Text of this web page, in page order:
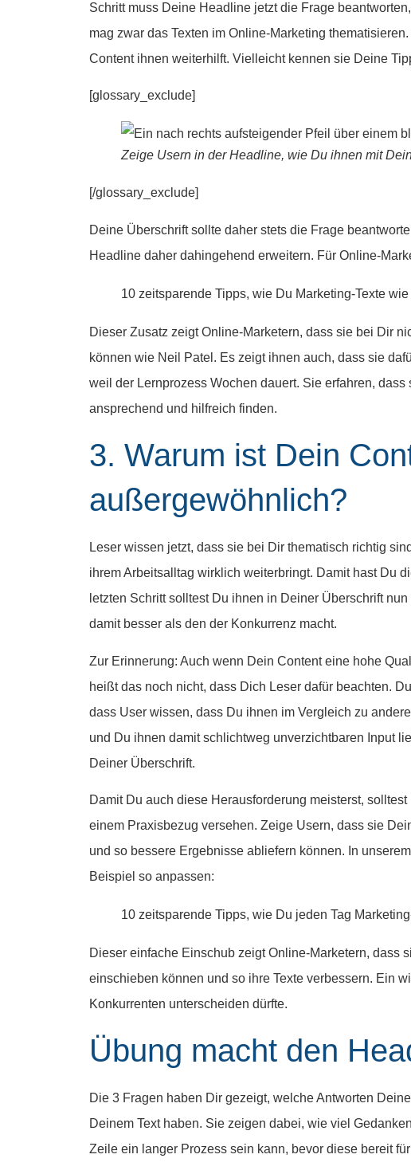
Schritt muss Deine Headline jetzt die Frage
mag zwar das Texten im Online-Marketing
Content ihnen weiterhilft. Vielleicht kennen sie Deine
[glossary_exclude]
Zeige Usern in der Headline, wie Du ihnen mit
[/glossary_exclude]
Deine Überschrift sollte daher stets die Frage
Headline daher dahingehend erweitern. Für Online-
10 zeitsparende Tipps, wie Du Marketing-Texte
Dieser Zusatz zeigt Online-Marketern, dass sie bei Dir
können wie Neil Patel. Es zeigt ihnen auch, dass sie
weil der Lernprozess Wochen dauert. Sie erfahren,
ansprechend und hilfreich finden.
3. Warum ist Dein
außergewöhnlich?
Leser wissen jetzt, dass sie bei Dir thematisch richtig
ihrem Arbeitsalltag wirklich weiterbringt. Damit hast Du
letzten Schritt solltest Du ihnen in Deiner Überschrift
damit besser als den der Konkurrenz macht.
Zur Erinnerung: Auch wenn Dein Content eine hohe
heißt das noch nicht, dass Dich Leser dafür beachten.
dass User wissen, dass Du ihnen im Vergleich zu
und Du ihnen damit schlichtweg unverzichtbaren Input
Deiner Überschrift.
Damit Du auch diese Herausforderung meisterst,
einem Praxisbezug versehen. Zeige Usern, dass sie
und so bessere Ergebnisse abliefern können. In
Beispiel so anpassen:
10 zeitsparende Tipps, wie Du jeden Tag
Dieser einfache Einschub zeigt Online-Marketern, dass
einschieben können und so ihre Texte verbessern. Ein
Konkurrenten unterscheiden dürfte.
Übung macht den
Die 3 Fragen haben Dir gezeigt, welche Antworten
Deinem Text haben. Sie zeigen dabei, wie viel
Zeile ein langer Prozess sein kann, bevor diese bereit